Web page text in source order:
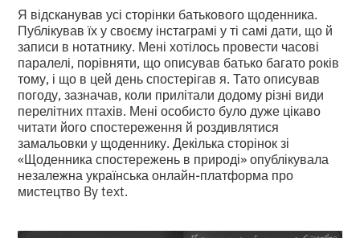
Я відсканував усі сторінки батькового щоденника.
Публікував їх у своєму інстаграмі у ті самі дати, що й
записи в нотатнику. Мені хотілось провести часові
паралелі, порівняти, що описував батько багато років
тому, і що в цей день спостерігав я. Тато описував
погоду, зазначав, коли прилітали додому різні види
перелітних птахів. Мені особисто було дуже цікаво
читати його спостереження й роздивлятися
замальовки у щоденнику. Декілька сторінок зі
«Щоденника спостережень в природі» опублікувала
незалежна українська онлайн-платформа про
мистецтво By text.